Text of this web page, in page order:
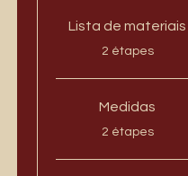
Lista de materiais
.
2 étapes
Medidas
.
2 étapes